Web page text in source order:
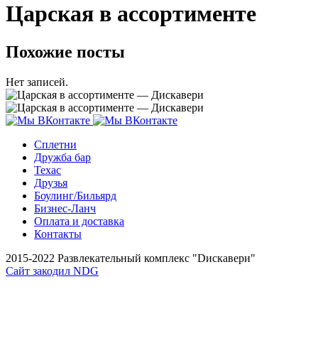
Царская в ассортименте
Похожие посты
Нет записей.
Сплетни
Дружба бар
Техас
Друзья
Боулинг/Бильярд
Бизнес-Ланч
Оплата и доставка
Контакты
2015-2022 Развлекательный комплекс "Dискавери"
Сайт закодил NDG